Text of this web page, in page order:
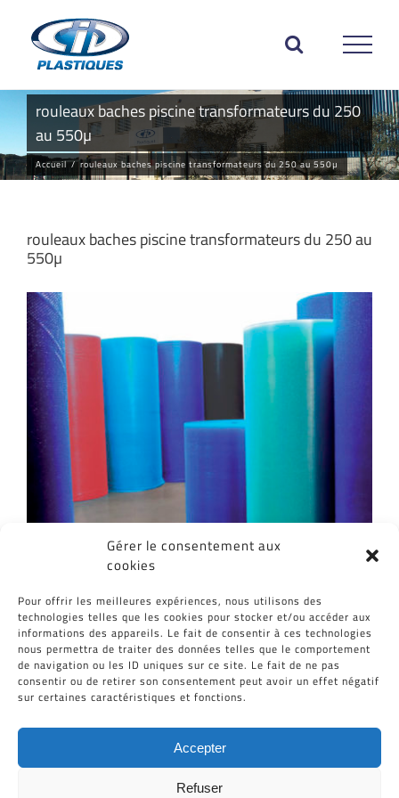
Gérer le consentement aux
cookies
Pour offrir les meilleures expériences, nous utilisons des
technologies telles que les cookies pour stocker et/ou accéder aux
informations des appareils. Le fait de consentir à ces technologies
nous permettra de traiter des données telles que le comportement
de navigation ou les ID uniques sur ce site. Le fait de ne pas
consentir ou de retirer son consentement peut avoir un effet négatif
sur certaines caractéristiques et fonctions.
Accepter
Refuser
contenu
rouleaux baches piscine transformateurs du 250
au 550µ
Accueil / rouleaux baches piscine transformateurs du 250 au 550µ
rouleaux baches piscine transformateurs du 250 au
550µ
Partagez cet article, Choisissez votre
Plateforme!
Facebook
TwitterRedditLinkedInWhatsApp
TumblrPinterest
Vk Email